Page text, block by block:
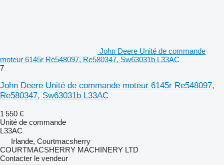
John Deere Unité de commande
moteur 6145r Re548097, Re580347, Sw63031b L33AC
7
John Deere Unité de commande moteur 6145r Re548097,
Re580347, Sw63031b L33AC
1 550 €
Unité de commande
L33AC
Irlande, Courtmacsherry
COURTMACSHERRY MACHINERY LTD
Contacter le vendeur